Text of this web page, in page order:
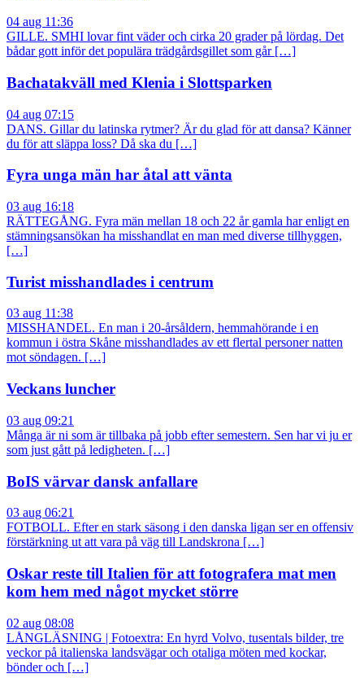
04 aug 11:36
GILLE. SMHI lovar fint väder och cirka 20 grader på lördag. Det
bådar gott inför det populära trädgårdsgillet som går […]
Bachatakväll med Klenia i Slottsparken
04 aug 07:15
DANS. Gillar du latinska rytmer? Är du glad för att dansa? Känner
du för att släppa loss? Då ska du […]
Fyra unga män har åtal att vänta
03 aug 16:18
RÄTTEGÅNG. Fyra män mellan 18 och 22 år gamla har enligt en
stämningsansökan ha misshandlat en man med diverse tillhyggen,
[…]
Turist misshandlades i centrum
03 aug 11:38
MISSHANDEL. En man i 20-årsåldern, hemmahörande i en
kommun i östra Skåne misshandlades av ett flertal personer natten
mot söndagen. […]
Veckans luncher
03 aug 09:21
Många är ni som är tillbaka på jobb efter semestern. Sen har vi ju er
som just gått på ledigheten. […]
BoIS värvar dansk anfallare
03 aug 06:21
FOTBOLL. Efter en stark säsong i den danska ligan ser en offensiv
förstärkning ut att vara på väg till Landskrona […]
Oskar reste till Italien för att fotografera mat men
kom hem med något mycket större
02 aug 08:08
LÅNGLÄSNING | Fotoextra: En hyrd Volvo, tusentals bilder, tre
veckor på italienska landsvägar och otaliga möten med kockar,
bönder och […]